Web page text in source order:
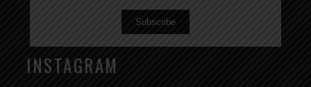
Subscribe
INSTAGRAM